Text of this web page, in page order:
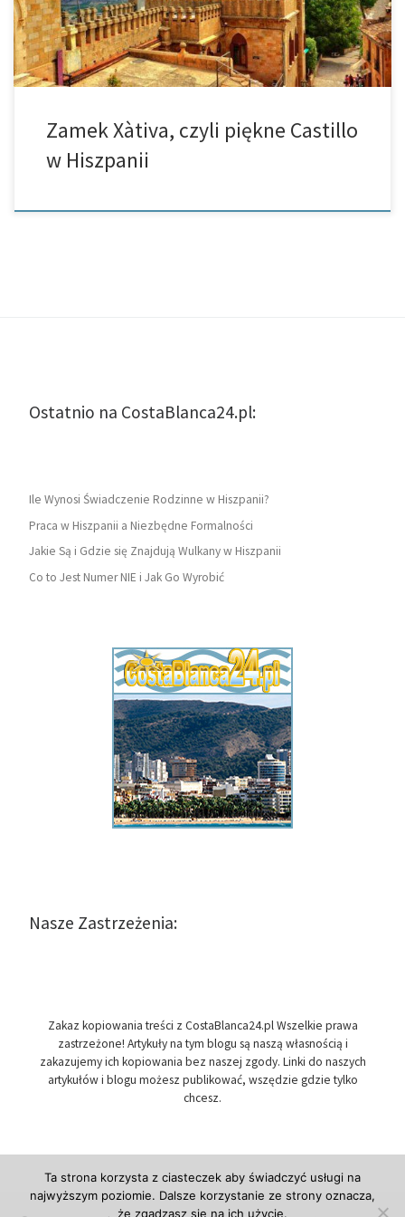
Zamek Xàtiva, czyli piękne Castillo
w Hiszpanii
Ostatnio na CostaBlanca24.pl:
Ile Wynosi Świadczenie Rodzinne w Hiszpanii?
Praca w Hiszpanii a Niezbędne Formalności
Jakie Są i Gdzie się Znajdują Wulkany w Hiszpanii
Co to Jest Numer NIE i Jak Go Wyrobić
Nasze Zastrzeżenia:
Zakaz kopiowania treści z CostaBlanca24.pl Wszelkie prawa
zastrzeżone! Artykuły na tym blogu są naszą własnością i
zakazujemy ich kopiowania bez naszej zgody. Linki do naszych
artykułów i blogu możesz publikować, wszędzie gdzie tylko
chcesz.
Ta strona korzysta z ciasteczek aby świadczyć usługi na
najwyższym poziomie. Dalsze korzystanie ze strony oznacza,
że zgadzasz się na ich użycie.